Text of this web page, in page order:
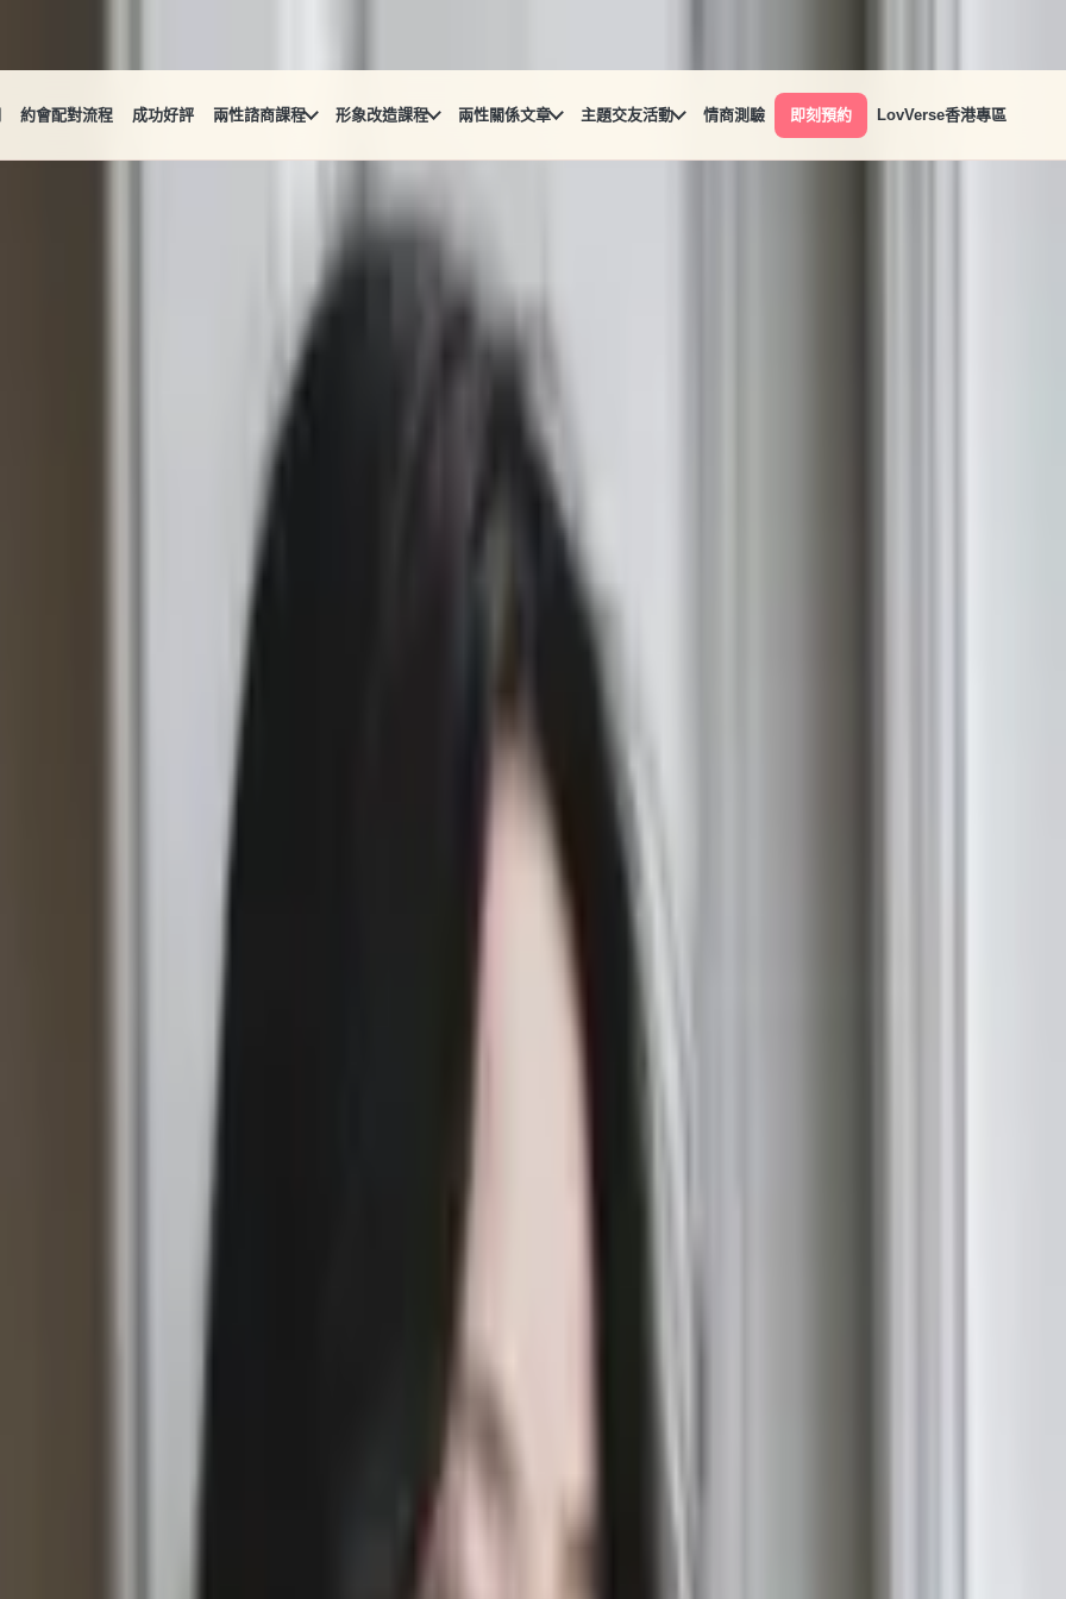
約會配對流程 成功好評 兩性諮商課程 形象改造課程 兩性關係文章 主題交友活動 情商測驗 即刻預約 LovVerse香港專區
很緊張，也許還可能會有點不知所措；但不用擔心，這些都非常正常，每個人在面對不熟悉的人、事、物時都一樣！讓我們